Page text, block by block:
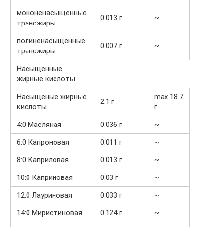
мононенасыщенные
трансжиры
0.013 г ~
полиненасыщенные
трансжиры
0.007 г ~
Насыщенные
жирные кислоты
Насыщеные жирные
кислоты
2.1 г
max 18.7
г
4:0 Масляная
0.036 г
~
6:0 Капроновая
0.011 г
~
8:0 Каприловая
0.013 г
~
10:0 Каприновая
0.03 г
~
12:0 Лауриновая
0.033 г
~
14:0 Миристиновая
0.124 г
~